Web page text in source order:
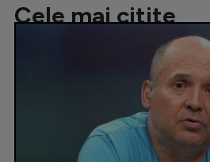
Cele mai citite